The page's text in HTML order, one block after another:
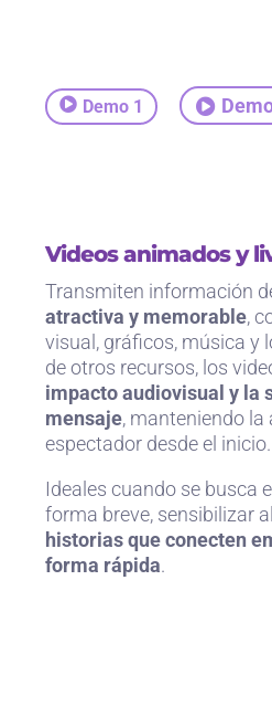
Demo 1
Videos animados y
Transmiten información
atractiva y memorable,
visual, gráficos, música y
de otros recursos, los
impacto audiovisual y la
mensaje, manteniendo la
espectador desde el inicio.
Ideales cuando se busca
forma breve, sensibilizar
historias que conecten
forma rápida.